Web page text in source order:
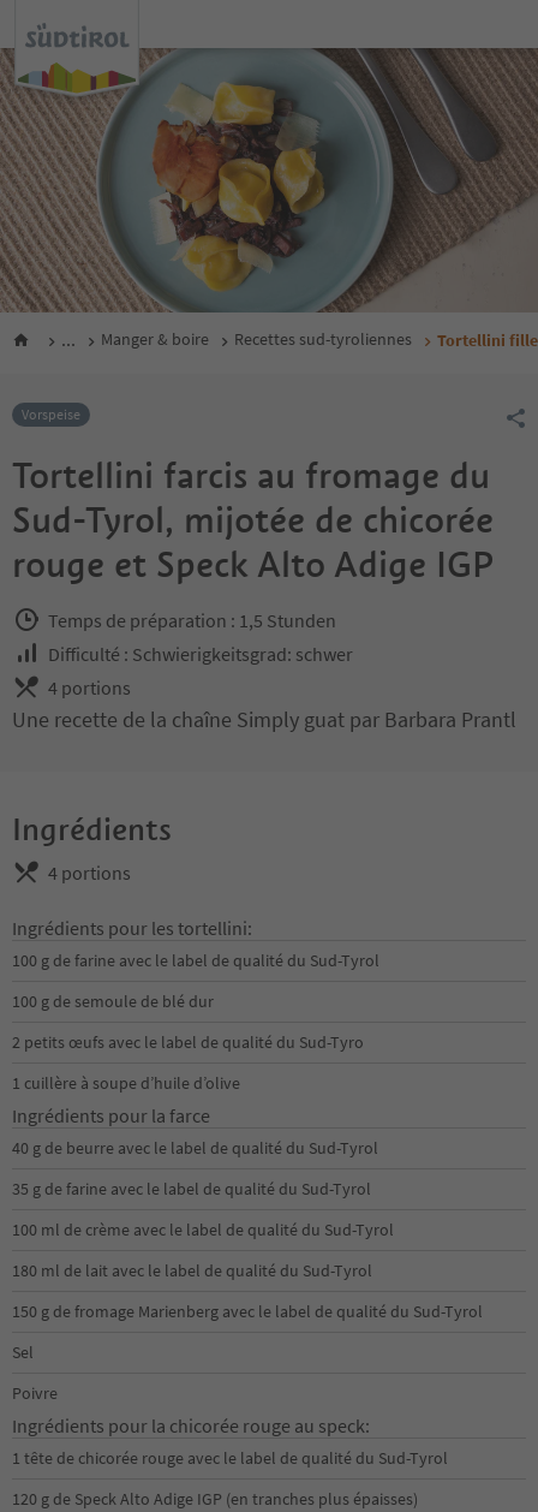
... Manger & boire Recettes sud-tyroliennes Tortellini
Vorspeise
Tortellini farcis au fromage du
Sud-Tyrol, mijotée de chicorée
rouge et Speck Alto Adige IGP
Temps de préparation : 1,5 Stunden
Difficulté : Schwierigkeitsgrad: schwer
4 portions
Une recette de la chaîne Simply guat par Barbara Prantl
Ingrédients
4 portions
Ingrédients pour les tortellini:
100 g de farine avec le label de qualité du Sud-Tyrol
100 g de semoule de blé dur
2 petits œufs avec le label de qualité du Sud-Tyro
1 cuillère à soupe d’huile d’olive
Ingrédients pour la farce
40 g de beurre avec le label de qualité du Sud-Tyrol
35 g de farine avec le label de qualité du Sud-Tyrol
100 ml de crème avec le label de qualité du Sud-Tyrol
180 ml de lait avec le label de qualité du Sud-Tyrol
150 g de fromage Marienberg avec le label de qualité du Sud-Tyrol
Sel
Poivre
Ingrédients pour la chicorée rouge au speck:
1 tête de chicorée rouge avec le label de qualité du Sud-Tyrol
120 g de Speck Alto Adige IGP (en tranches plus épaisses)